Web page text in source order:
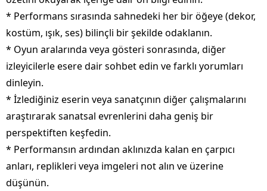
* Performans sırasında sahnedeki her bir öğeye (dekor,
kostüm, ışık, ses) bilinçli bir şekilde odaklanın.
* Oyun aralarında veya gösteri sonrasında, diğer
izleyicilerle esere dair sohbet edin ve farklı yorumları
dinleyin.
* İzlediğiniz eserin veya sanatçının diğer çalışmalarını
araştırarak sanatsal evrenlerini daha geniş bir
perspektiften keşfedin.
* Performansın ardından aklınızda kalan en çarpıcı
anları, replikleri veya imgeleri not alın ve üzerine
düşünün.